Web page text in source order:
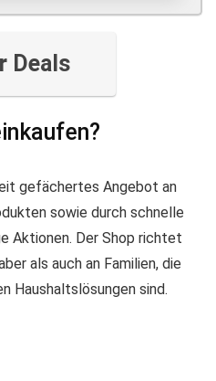
Deals
gefächertes Angebot an
sowie durch schnelle
Aktionen. Der Shop richtet
als auch an Familien, die
Haushaltslösungen sind.